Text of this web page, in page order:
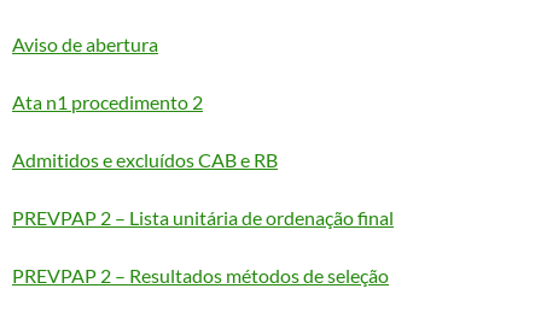
Aviso de abertura
Ata n1 procedimento 2
Admitidos e excluídos CAB e RB
PREVPAP 2 – Lista unitária de ordenação final
PREVPAP 2 – Resultados métodos de seleção